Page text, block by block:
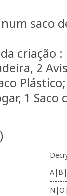
saco
criação :
2
Plástico;
1
)